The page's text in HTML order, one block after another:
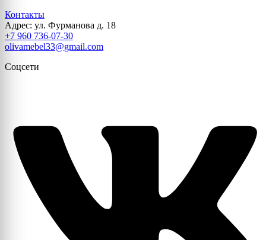
Контакты
Адрес: ул. Фурманова д. 18
+7 960 736-07-30
olivamebel33@gmail.com
Соцсети